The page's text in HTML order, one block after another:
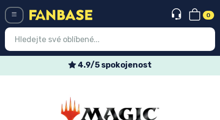
0
4.9/5 spokojenost
Nejnovější věci